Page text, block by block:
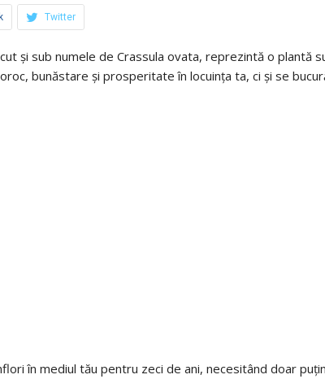
Twitter
și sub numele de Crassula ovata, reprezintă o plantă
bunăstare și prosperitate în locuința ta, ci și se
în mediul tău pentru zeci de ani, necesitând doar